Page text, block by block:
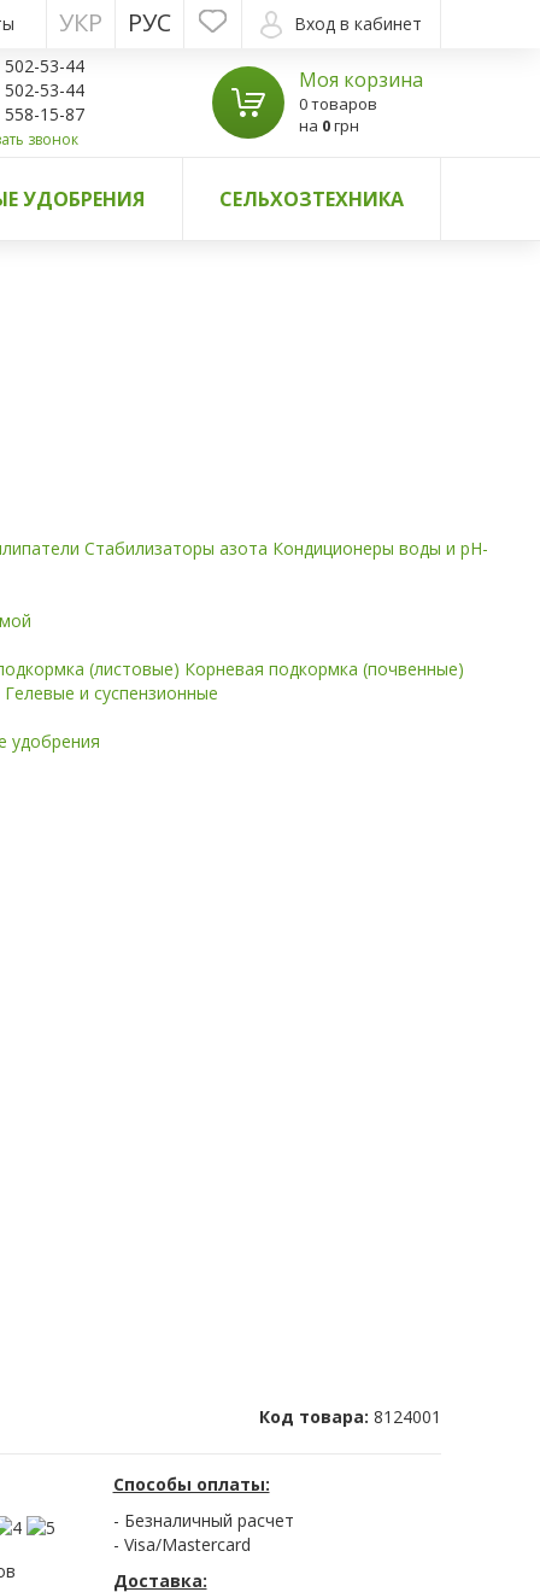
Вход в кабинет
РУС
УКР
502-53-44
502-53-44
558-15-87
звонок
Моя корзина
0 товаров
на 0грн
УДОБРЕНИЯ СЕЛЬХОЗТЕХНИКА
Стабилизаторы азота Кондиционеры воды и pH-
(листовые) Корневая подкормка (почвенные)
Гелевые и суспензионные
удобрения
Код товара: 8124001
Способы оплаты:
- Безналичный расчет
- Visa/Mastercard
Доставка: